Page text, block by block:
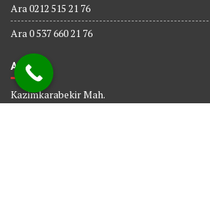
Ara 0212 515 21 76
Ara 0 537 660 21 76
Adres
Kazimkarabekir Mah.